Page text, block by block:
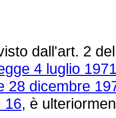
dall'art. 2
4 luglio
28 dicembre
16, è